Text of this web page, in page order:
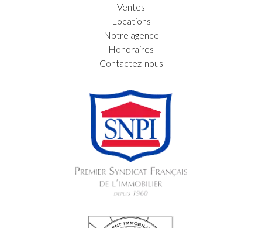
Ventes
Locations
Notre agence
Honoraires
Contactez-nous